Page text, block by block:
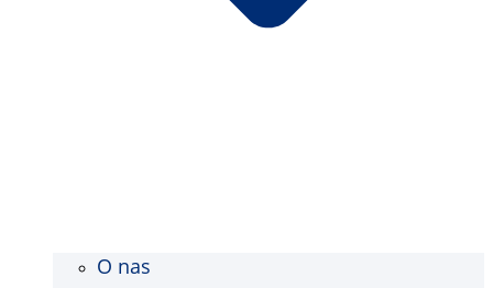
O nas